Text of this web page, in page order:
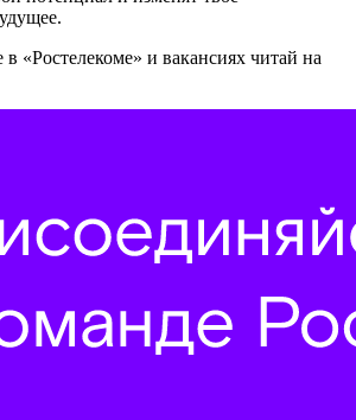
«Ростелекоме» и вакансиях читай на